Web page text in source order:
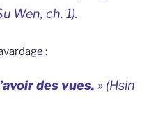
Wen, ch. 1).
:
des vues. » (Hsin